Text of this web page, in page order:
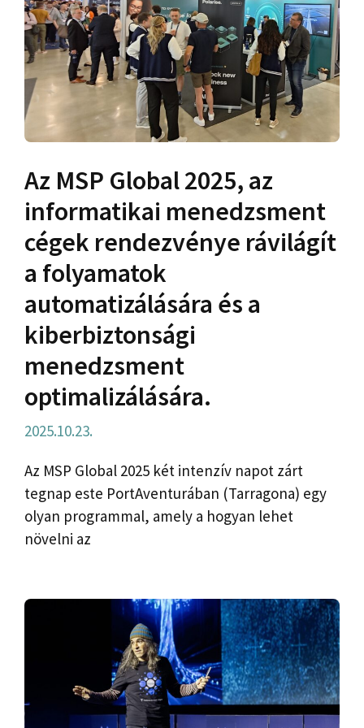
Az MSP Global 2025, az
informatikai menedzsment
cégek rendezvénye rávilágít
a folyamatok
automatizálására és a
kiberbiztonsági
menedzsment
optimalizálására.
2025.10.23.
Az MSP Global 2025 két intenzív napot zárt
tegnap este PortAventurában (Tarragona) egy
olyan programmal, amely a hogyan lehet
növelni az